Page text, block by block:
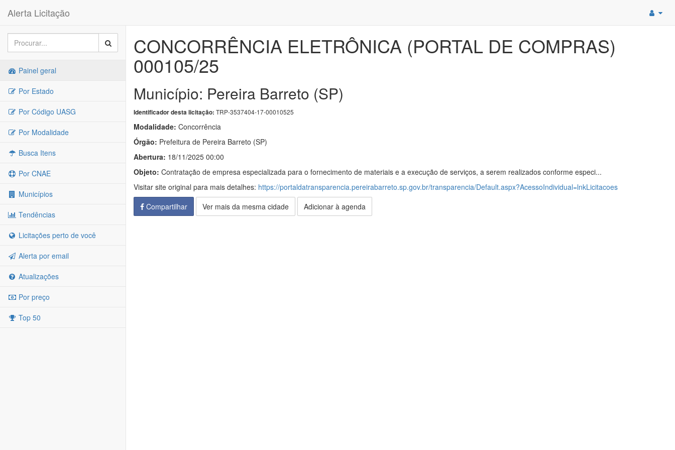
Alerta Licitação
Painel geral
Por Estado
Por Código UASG
Por Modalidade
Busca Itens
Por CNAE
Municípios
Tendências
Licitações perto de você
Alerta por email
Atualizações
Por preço
Top 50
CONCORRÊNCIA ELETRÔNICA (PORTAL DE COMPRAS)
000105/25
Município: Pereira Barreto (SP)
Identificador desta licitação: TRP-3537404-17-00010525
Modalidade: Concorrência
Órgão: Prefeitura de Pereira Barreto (SP)
Abertura: 18/11/2025 00:00
Objeto: Contratação de empresa especializada para o fornecimento de materiais e a execução de serviços, a serem realizados conforme especi...
Visitar site original para mais detalhes: https://portaldatransparencia.pereirabarreto.sp.gov.br/transparencia/Default.aspx?AcessoIndividual=lnkLicitacoes
Compartilhar
Ver mais da mesma cidade Adicionar à agenda